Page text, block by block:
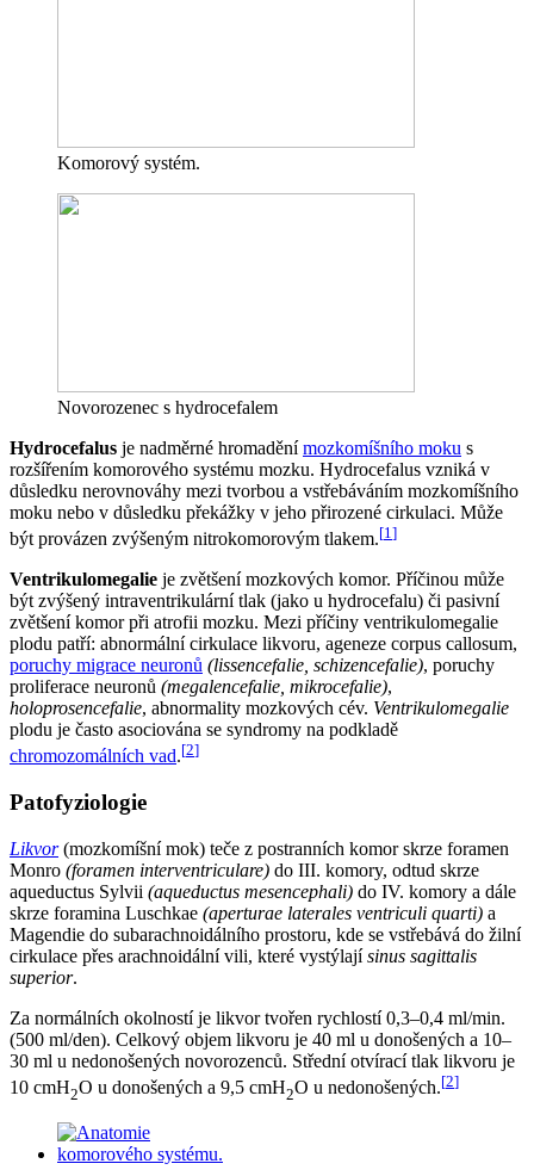
Komorový systém.
Novorozenec s hydrocefalem
Hydrocefalus je nadměrné hromaděnímozkomíšního moku s
rozšířením komorového systému mozku. Hydrocefalus vzniká v
důsledku nerovnováhy mezi tvorbou a vstřebáváním mozkomíšního
moku nebo v důsledku překážky v jeho přirozené cirkulaci. Může
být provázen zvýšeným nitrokomorovým tlakem.[1 ]
Ventrikulomegalie je zvětšení mozkových komor. Příčinou může
být zvýšený intraventrikulární tlak (jako u hydrocefalu) či pasivní
zvětšení komor při atrofii mozku. Mezi příčiny ventrikulomegalie
plodu patří: abnormální cirkulace likvoru, ageneze corpus callosum,
poruchy migrace neuronů (lissencefalie, schizencefalie), poruchy
proliferace neuronů (megalencefalie, mikrocefalie),
holoprosencefalie, abnormality mozkových cév. Ventrikulomegalie
plodu je často asociována se syndromy na podkladě
chromozomálních vad.[2]
Patofyziologie
Likvor(mozkomíšní mok) teče z postranních komor skrze foramen
Monro (foramen interventriculare) do III. komory, odtud skrze
aqueductus Sylvii (aqueductus mesencephali) do IV. komory a dále
skrze foramina Luschkae (aperturae laterales ventriculi quarti) a
Magendie do subarachnoidálního prostoru, kde se vstřebává do žilní
cirkulace přes arachnoidální vili, které vystýlajísinus sagittalis
superior.
Za normálních okolností je likvor tvořen rychlostí 0,3–0,4 ml/min.
(500 ml/den). Celkový objem likvoru je 40 ml u donošených a 10–
30 ml u nedonošených novorozenců. Střední otvírací tlak likvoru je
10 cmH2O u donošených a 9,5 cmH2O u nedonošených.[2]